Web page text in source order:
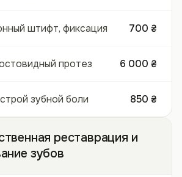
штифт, фиксация 700 ₴
протез 6 000 ₴
зубной боли 850 ₴
реставрация и
зубов